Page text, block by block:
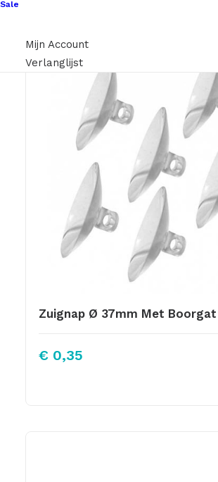
Sale
Mijn Account
Verlanglijst
Zuignap Ø 37mm Met
€ 0,35